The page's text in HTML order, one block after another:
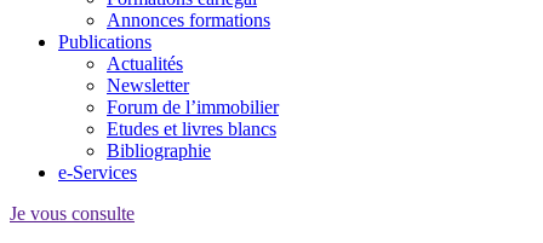
Annonces formations
Publications
Actualités
Newsletter
Forum de l’immobilier
Etudes et livres blancs
Bibliographie
e-Services
Je vous consulte